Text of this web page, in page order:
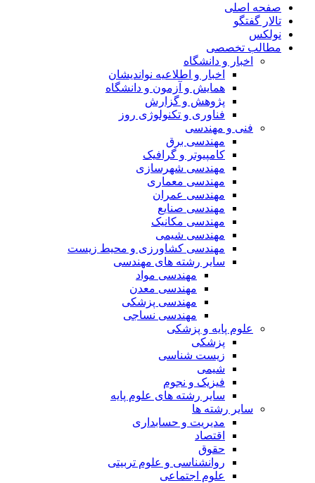
صفحه اصلی
تالار گفتگو
نولکس
مطالب تخصصی
اخبار و دانشگاه
اخبار و اطلاعیه نواندیشان
همایش و آزمون و دانشگاه
پژوهش و گزارش
فناوری و تکنولوژی روز
فنی و مهندسی
مهندسی برق
کامپیوتر و گرافیک
مهندسی شهرسازی
مهندسی معماری
مهندسی عمران
مهندسی صنایع
مهندسی مکانیک
مهندسی شیمی
مهندسی کشاورزی و محیط زیست
سایر رشته های مهندسی
مهندسی مواد
مهندسی معدن
مهندسی پزشکی
مهندسی نساجی
علوم پایه و پزشکی
پزشکی
زیست شناسی
شیمی
فیزیک و نجوم
سایر رشته های علوم پایه
سایر رشته ها
مدیریت و حسابداری
اقتصاد
حقوق
روانشناسی و علوم تربیتی
علوم اجتماعی